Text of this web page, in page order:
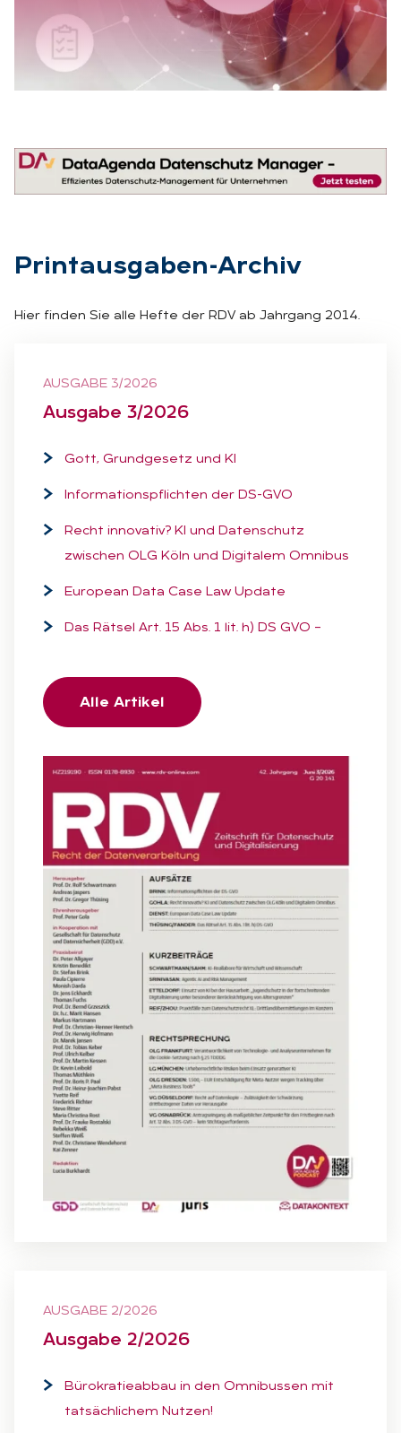
Print­aus­ga­ben-Ar­chiv
Hier finden Sie alle Hefte der RDV ab Jahrgang 2014.
AUSGABE 3/2026
Aus­ga­be 3/2026
Gott, Grundgesetz und KI
Informationspflichten der DS-GVO
Recht innovativ? KI und Datenschutz
zwischen OLG Köln und Digitalem Omnibus
European Data Case Law Update
Das Rätsel Art. 15 Abs. 1 lit. h) DS GVO –
Alle Artikel
AUSGABE 2/2026
Aus­ga­be 2/2026
Bürokratieabbau in den Omnibussen mit
tatsächlichem Nutzen!